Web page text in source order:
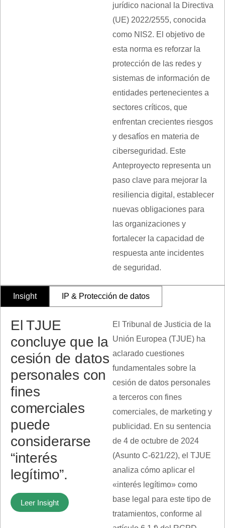
jurídico nacional la Directiva
(UE) 2022/2555, conocida
como NIS2. El objetivo de
esta norma es reforzar la
protección de las redes y
sistemas de información de
entidades pertenecientes a
sectores críticos, que
enfrentan crecientes riesgos
y desafíos en materia de
ciberseguridad. Este
Anteproyecto representa un
paso clave para mejorar la
resiliencia digital, establecer
nuevas obligaciones para
las organizaciones y
fortalecer la capacidad de
respuesta ante incidentes
de seguridad.
Insight IP & Protección de datos
El TJUE
concluye que la
cesión de datos
personales con
fines
comerciales
puede
considerarse
“interés
legítimo”.
Leer Insight
El Tribunal de Justicia de la
Unión Europea (TJUE) ha
aclarado cuestiones
fundamentales sobre la
cesión de datos personales
a terceros con fines
comerciales, de marketing y
publicidad. En su sentencia
de 4 de octubre de 2024
(Asunto C-621/22), el TJUE
analiza cómo aplicar el
«interés legítimo» como
base legal para este tipo de
tratamientos, conforme al